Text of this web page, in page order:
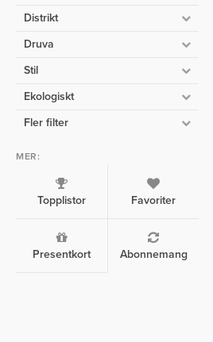
Distrikt
Druva
Stil
Ekologiskt
Fler filter
MER:
Topplistor Favoriter
Presentkort Abonnemang